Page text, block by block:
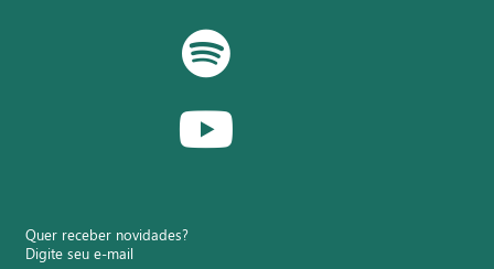
Quer receber novidades?
Digite seu e-mail